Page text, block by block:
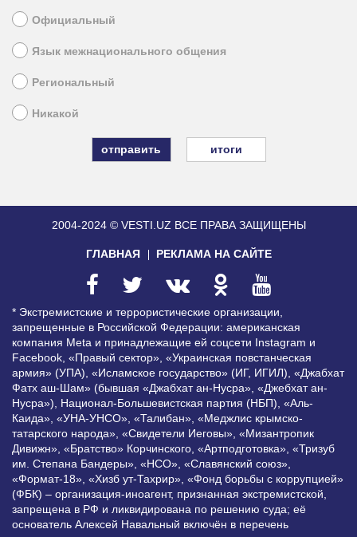
Официальный
Язык межнационального общения
Региональный
Никакой
итоги
2004-2024 © VESTI.UZ ВСЕ ПРАВА ЗАЩИЩЕНЫ
ГЛАВНАЯ РЕКЛАМА НА САЙТЕ
* Экстремистские и террористические организации,
запрещенные в Российской Федерации: американская
компания Meta и принадлежащие ей соцсети Instagram и
Facebook, «Правый сектор», «Украинская повстанческая
армия» (УПА), «Исламское государство» (ИГ, ИГИЛ), «Джабхат
Фатх аш-Шам» (бывшая «Джабхат ан-Нусра», «Джебхат ан-
Нусра»), Национал-Большевистская партия (НБП), «Аль-
Каида», «УНА-УНСО», «Талибан», «Меджлис крымско-
татарского народа», «Свидетели Иеговы», «Мизантропик
Дивижн», «Братство» Корчинского, «Артподготовка», «Тризуб
им. Степана Бандеры», «НСО», «Славянский союз»,
«Формат-18», «Хизб ут-Тахрир», «Фонд борьбы с коррупцией»
(ФБК) – организация-иноагент, признанная экстремистской,
запрещена в РФ и ликвидирована по решению суда; её
основатель Алексей Навальный включён в перечень